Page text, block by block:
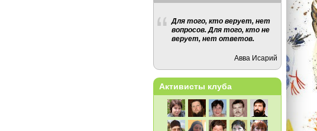
Для того, кто верует, нет
вопросов. Для того, кто не
верует, нет ответов.
Авва Исарий
Активисты клуба